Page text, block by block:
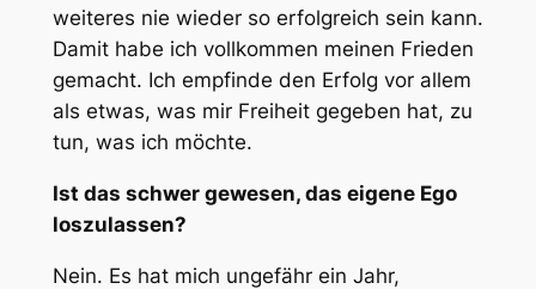
weiteres nie wieder so erfolgreich sein kann.
Damit habe ich vollkommen meinen Frieden
gemacht. Ich empfinde den Erfolg vor allem
als etwas, was mir Freiheit gegeben hat, zu
tun, was ich möchte.
Ist das schwer gewesen, das eigene Ego
loszulassen?
Nein. Es hat mich ungefähr ein Jahr,